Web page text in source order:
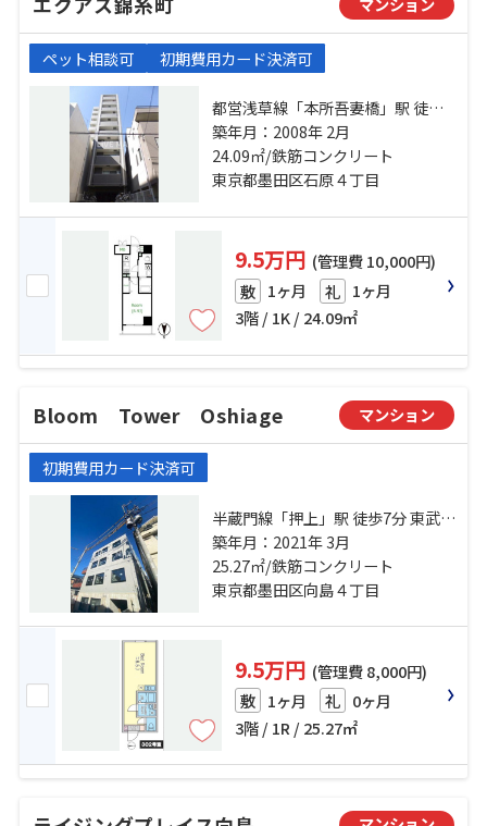
ペット相談可 初期費用カード決済可
都営浅草線「本所吾妻橋」駅 徒歩
12分 総武線「錦糸町」駅 徒歩13分
東武伊勢崎線「東京スカイツリー」
駅 徒歩19分
築年月：2008年 2月
24.09㎡/鉄筋コンクリート
東京都墨田区石原４丁目
9.5万円 (管理費 10,000円)
敷 1ヶ月 礼 1ヶ月
3階 / 1K / 24.09㎡
Bloom Tower Oshiage マンション
初期費用カード決済可
半蔵門線「押上」駅 徒歩7分 東武伊
勢崎線「曳舟」駅 徒歩6分 京成押上
線「京成曳舟」駅 徒歩12分
築年月：2021年 3月
25.27㎡/鉄筋コンクリート
東京都墨田区向島４丁目
9.5万円 (管理費 8,000円)
敷 1ヶ月 礼 0ヶ月
3階 / 1R / 25.27㎡